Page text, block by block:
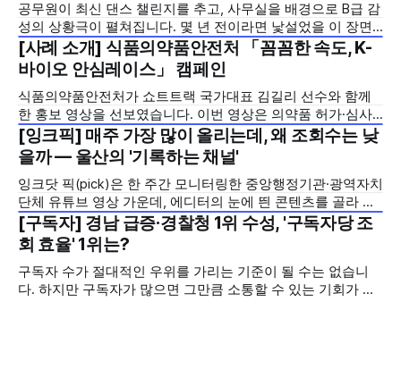
공무원이 최신 댄스 챌린지를 추고, 사무실을 배경으로 B급 감
성의 상황극이 펼쳐집니다. 몇 년 전이라면 낯설었을 이 장면
이, 지금은 유튜브 쇼츠에서 그리 어렵지 않게 마주치는 풍경
이 됐습니다. 여러 중앙부처와 지방자치단체가 앞다투어 뛰어
들면서, 이른바 'B급 밈 홍보'는 공공 소통의 한 축으로 자리 잡
았습니다. 잉크닷이 매주 중앙행정기관과 광역자치단체의 유
튜브 채널을
2026년 7월 5주
[사례 소개] 식품의약품안전처 「꼼꼼한 속도, K-
바이오 안심레이스」 캠페인
식품의약품안전처가 쇼트트랙 국가대표 김길리 선수와 함께
한 홍보 영상을 선보였습니다. 이번 영상은 의약품 허가·심사
기간을 기존 420일에서 240일로 단축한 정책을 국민에게 쉽
고 친근하게 알리기 위해 제작한 것으로, 딱딱하게 느껴질 수
있는 규제 정책을, 빙판 위에서 빠른 스피드와 꼼꼼한 준비를
모두 갖춘 김길리 선수의 이미지에 빗대어 풀어낸 것이 특징입
니다. '빠르지만
2026년 7월 5주
[잉크픽] 매주 가장 많이 올리는데, 왜 조회수는 낮
을까 — 울산의 '기록하는 채널'
잉크닷 픽(pick)은 한 주간 모니터링한 중앙행정기관·광역자치
단체 유튜브 영상 가운데, 에디터의 눈에 띈 콘텐츠를 골라 그
시도와 의미를 들여다보는 코너입니다. 조회수 순위표 맨 위에
오르지는 못했지만, 다른 채널이 가지 않은 길을 택한 콘텐츠
를 소개합니다. 이번 주는 특정 영상 한 편이 아니라, 채널 하나
의 '변화'를 이야기하려
2026년 7월 5주
[구독자] 경남 급증·경찰청 1위 수성, '구독자당 조
회 효율' 1위는?
구독자 수가 절대적인 우위를 가리는 기준이 될 수는 없습니
다. 하지만 구독자가 많으면 그만큼 소통할 수 있는 기회가 많